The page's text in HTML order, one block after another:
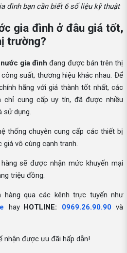
đình bạn cần biết 6 số liệu kỹ thuật
gia đình ở đâu giá tốt,
trường?
gia đình đang được bán trên thị
suất, thương hiệu khác nhau. Để
hãng với giá thành tốt nhất, các
chỉ cung cấp uy tín, đã được nhiều
sử dụng.
thống chuyên cung cấp các thiết bị
giá vô cùng cạnh tranh.
sẽ được nhận mức khuyến mại
triệu đồng.
qua các kênh trực tuyến như
hay HOTLINE: 0969.26.90.90 và
nhận được ưu đãi hấp dẫn!